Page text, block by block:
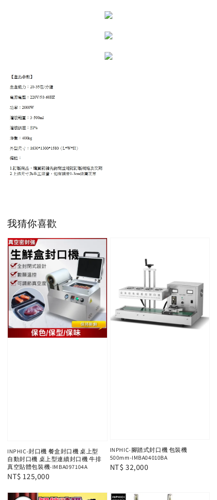
我猜你喜歡
INPHIC-封口機 餐盒封口機 桌上型
自動封口機 桌上型連續封口機 牛排
真空貼體包裝機-IMBA097104A
Regular
NT$ 125,000
INPHIC-腳踏式封口機 包裝機
500mm-IMBA04010BA
Regular
NT$ 32,000